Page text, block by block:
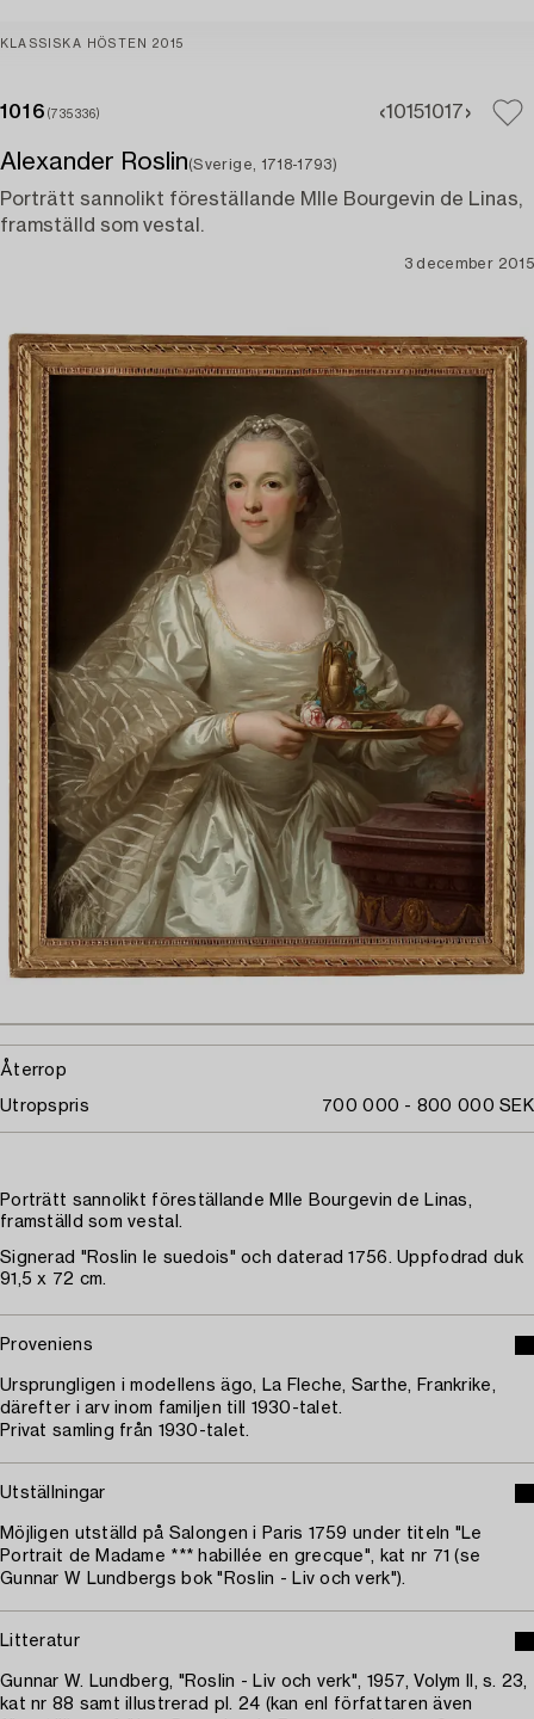
KLASSISKA HÖSTEN 2015
1016 (735336) 10151017
Alexander Roslin(Sverige, 1718-1793)
Porträtt sannolikt föreställande Mlle Bourgevin de Linas,
framställd som vestal.
3 december 2015
Återrop
Utropspris 700 000 - 800 000 SEK
Porträtt sannolikt föreställande Mlle Bourgevin de Linas,
framställd som vestal.
Signerad "Roslin le suedois" och daterad 1756. Uppfodrad duk
91,5 x 72 cm.
Proveniens
Ursprungligen i modellens ägo, La Fleche, Sarthe, Frankrike,
därefter i arv inom familjen till 1930-talet.
Privat samling från 1930-talet.
Utställningar
Möjligen utställd på Salongen i Paris 1759 under titeln "Le
Portrait de Madame *** habillée en grecque", kat nr 71 (se
Gunnar W Lundbergs bok "Roslin - Liv och verk").
Litteratur
Gunnar W. Lundberg, "Roslin - Liv och verk", 1957, Volym II, s. 23,
kat nr 88 samt illustrerad pl. 24 (kan enl författaren även